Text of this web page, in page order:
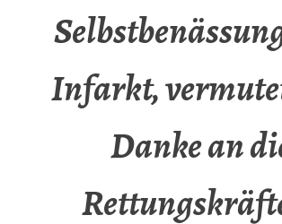
Infarkt,
Danke an